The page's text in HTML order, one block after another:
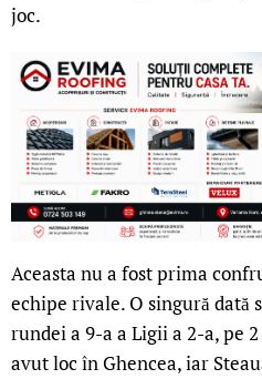
joc.
Aceasta nu a fost prima
echipe rivale. O singură
rundei a 9-a a Ligii a 2-a, pe
avut loc în Ghencea, iar